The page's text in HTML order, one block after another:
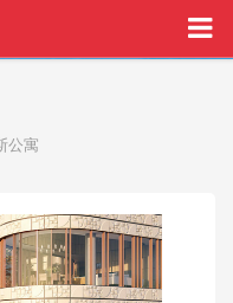
您安心购房
公寓